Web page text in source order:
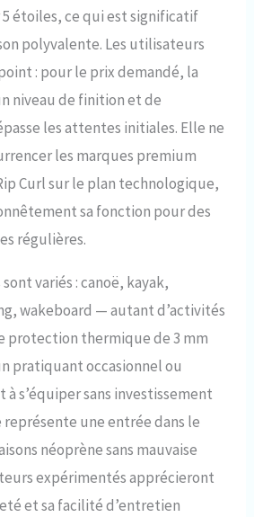
5 étoiles, ce qui est significatif
polyvalente. Les utilisateurs
: pour le prix demandé, la
niveau de finition et de
les attentes initiales. Elle ne
les marques premium
Curl sur le plan technologique,
sa fonction pour des
régulières.
variés : canoë, kayak,
wakeboard — autant d’activités
protection thermique de 3 mm
pratiquant occasionnel ou
s’équiper sans investissement
représente une entrée dans le
néoprène sans mauvaise
expérimentés apprécieront
et sa facilité d’entretien